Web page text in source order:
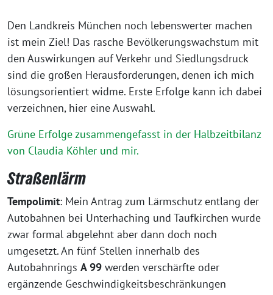
Den Landkreis München noch lebenswerter machen
ist mein Ziel! Das rasche Bevölkerungswachstum mit
den Auswirkungen auf Verkehr und Siedlungsdruck
sind die großen Herausforderungen, denen ich mich
lösungsorientiert widme. Erste Erfolge kann ich dabei
verzeichnen, hier eine Auswahl.
Grüne Erfolge zusammengefasst in der Halbzeitbilanz
von Claudia Köhler und mir.
Straßenlärm
Tempolimit: Mein Antrag zum Lärmschutz entlang der
Autobahnen bei Unterhaching und Taufkirchen wurde
zwar formal abgelehnt aber dann doch noch
umgesetzt. An fünf Stellen innerhalb des
Autobahnrings A 99 werden verschärfte oder
ergänzende Geschwindigkeitsbeschränkungen